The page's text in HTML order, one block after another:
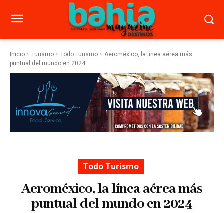
Inicio Turismo Todo Turismo
Aeroméxico, la línea aérea más
puntual del mundo en 2024
Todo Turismo
Aeroméxico, la línea aérea más
puntual del mundo en 2024